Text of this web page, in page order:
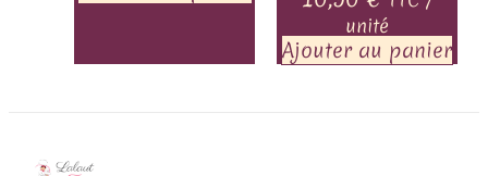
unité
Ajouter au panier